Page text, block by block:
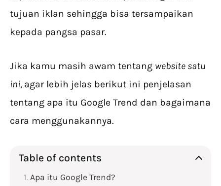
tujuan iklan sehingga bisa tersampaikan
kepada pangsa pasar.
Jika kamu masih awam tentang website satu
ini, agar lebih jelas berikut ini penjelasan
tentang apa itu Google Trend dan bagaimana
cara menggunakannya.
Table of contents
Apa itu Google Trend?